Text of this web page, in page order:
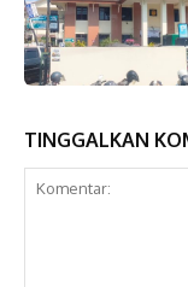
TINGGALKAN